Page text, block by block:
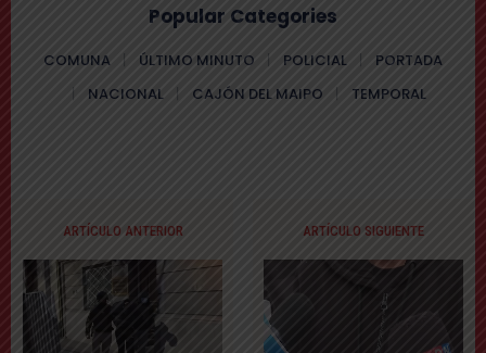
Popular Categories
COMUNA ÚLTIMO MINUTO POLICIAL
PORTADA
NACIONAL
CAJÓN DEL MAIPO TEMPORAL
ARTÍCULO ANTERIOR ARTÍCULO SIGUIENTE